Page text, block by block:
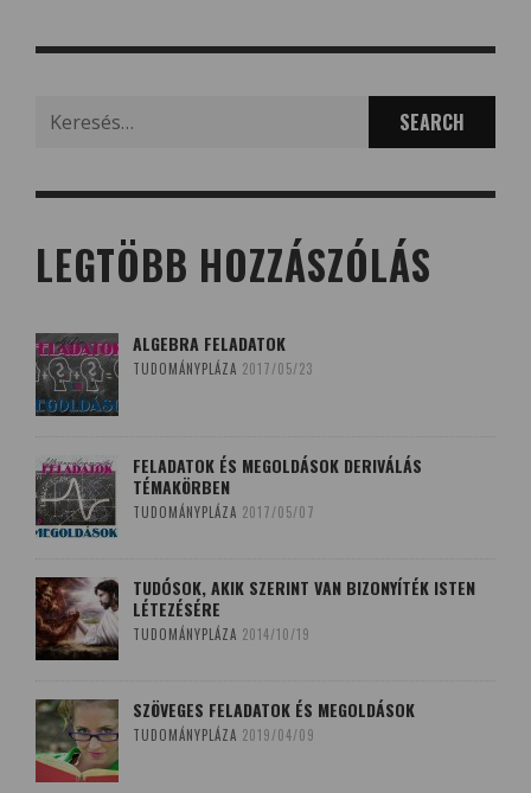
for:
LEGTÖBB HOZZÁSZÓLÁS
ALGEBRA FELADATOK
TUDOMÁNYPLÁZA 2017/05/23
FELADATOK ÉS MEGOLDÁSOK DERIVÁLÁS
TÉMAKÖRBEN
TUDOMÁNYPLÁZA 2017/05/07
TUDÓSOK, AKIK SZERINT VAN BIZONYÍTÉK ISTEN
LÉTEZÉSÉRE
TUDOMÁNYPLÁZA 2014/10/19
SZÖVEGES FELADATOK ÉS MEGOLDÁSOK
TUDOMÁNYPLÁZA 2019/04/09